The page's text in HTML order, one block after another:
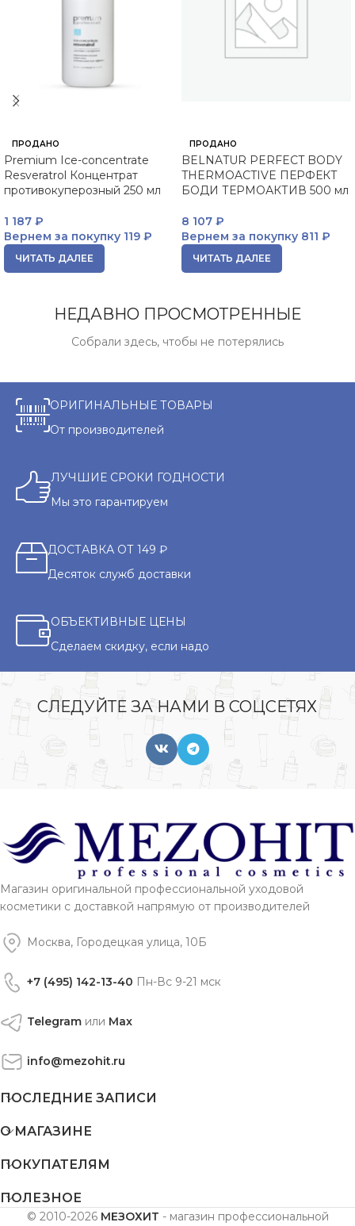
ПРОДАНО
Premium Ice-concentrate
Resveratrol Концентрат
противокуперозный 250 мл
1 187 ₽
Вернем за покупку 119 ₽
ЧИТАТЬ ДАЛЕЕ
ПРОДАНО
BELNATUR PERFECT BODY
THERMOACTIVE ПЕРФЕКТ
БОДИ ТЕРМОАКТИВ 500 мл
8 107 ₽
Вернем за покупку 811 ₽
ЧИТАТЬ ДАЛЕЕ
НЕДАВНО ПРОСМОТРЕННЫЕ
Собрали здесь, чтобы не потерялись
ОРИГИНАЛЬНЫЕ ТОВАРЫ
От производителей
ЛУЧШИЕ СРОКИ ГОДНОСТИ
Мы это гарантируем
ДОСТАВКА ОТ 149 ₽
Десяток служб доставки
ОБЪЕКТИВНЫЕ ЦЕНЫ
Сделаем скидку, если надо
СЛЕДУЙТЕ ЗА НАМИ В СОЦСЕТЯХ
Магазин оригинальной профессиональной уходовой
косметики с доставкой напрямую от производителей
Москва, Городецкая улица, 10Б
+7 (495) 142-13-40 Пн-Вс 9-21 мск
Telegram или Max
info@mezohit.ru
ПОСЛЕДНИЕ ЗАПИСИ
О МАГАЗИНЕ
ПОКУПАТЕЛЯМ
ПОЛЕЗНОЕ
© 2010-2026 МЕЗОХИТ - магазин профессиональной